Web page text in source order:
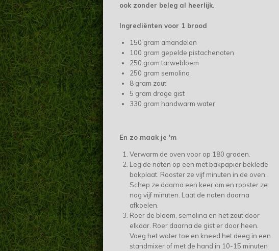
ook zonder beleg al heerlijk.
Ingrediënten voor 1 brood
150 gram amandelen
100 gram gepelde pistachenoten
250 gram tarwebloem
250 gram semolina
8 gram zout
5 gram droge gist
330 gram handwarm water
En zo maak je 'm
Verwarm de oven voor op 180 graden.
Leg de noten op een met bakpapier beklede
bakplaat. Rooster ze vijf minuten in de oven.
Schep ze daarna een keer om en rooster ze
nog vijf minuten. Laat de noten daarna
afkoelen.
Roer de bloem, semolina en het zout door
elkaar. Roer daarna de gist er door heen.
Voeg het water toe en kneed het deeg in een
standmixer of met de hand in 10-15 minuten